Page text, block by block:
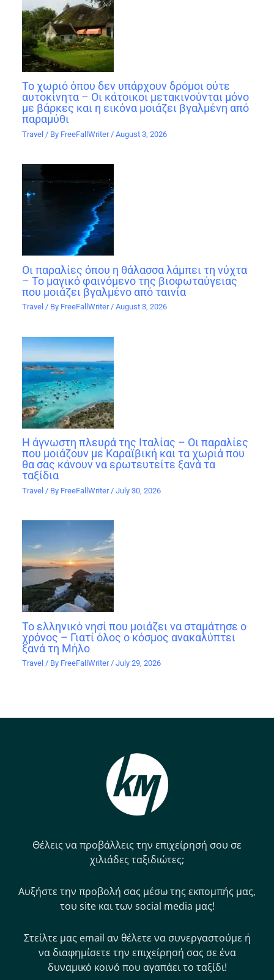
Το χωριό όπου δεν υπάρχουν δρόμοι ούτε
αυτοκίνητα – Οι κάτοικοι μετακινούνται μόνο
με βάρκες και η εικόνα μοιάζει βγαλμένη από
παραμύθι
Travel / By FreeFallWriter /August 3, 2026
Οι παραλίες όπου η θάλασσα λάμπει τη νύχτα
– Το μαγικό φαινόμενο της βιοφωταύγειας
που μοιάζει βγαλμένο από ταινία
Travel / By FreeFallWriter/August 3, 2026
Η άγνωστη πλευρά της Ιταλίας – Οι παραλίες
που μοιάζουν με Καραϊβική και τα χωριά που
θα σας κάνουν να ερωτευτείτε ξανά τα
ταξίδια
Travel / By FreeFallWriter /July 30, 2026
Το ελληνικό νησί που μοιάζει να σταμάτησε ο
χρόνος – Γιατί όλος ο κόσμος ανακαλύπτει
ξανά τη Μήλο
Travel / By FreeFallWriter/July 29, 2026
Θέλεις να προβάλλεις την επιχείρησή σου σε
χιλιάδες ταξιδιώτες;
Αυξήστε την προβολή σας μέσω της εκπομπής μας,
του site και των social media μας!
Στείλτε μας email αν θέλετε να συνεργαστούμε ή
να διαφημίσετε την επιχείρησή σας σε ένα
δυναμικό κοινό που αγαπάει το ταξίδι!